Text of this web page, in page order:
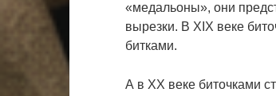
«медальоны», они
вырезки. В XIX веке
битками.
А в XX веке биточками